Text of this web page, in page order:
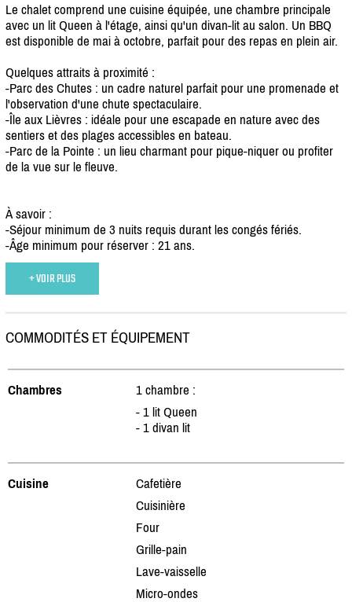
Le chalet comprend une cuisine équipée, une chambre principale
avec un lit Queen à l'étage, ainsi qu'un divan-lit au salon. Un BBQ
est disponible de mai à octobre, parfait pour des repas en plein air.
Quelques attraits à proximité :
-Parc des Chutes : un cadre naturel parfait pour une promenade et
l'observation d'une chute spectaculaire.
-Île aux Lièvres : idéale pour une escapade en nature avec des
sentiers et des plages accessibles en bateau.
-Parc de la Pointe : un lieu charmant pour pique-niquer ou profiter
de la vue sur le fleuve.
À savoir :
-Séjour minimum de 3 nuits requis durant les congés fériés.
-Âge minimum pour réserver : 21 ans.
+ VOIR PLUS
COMMODITÉS ET ÉQUIPEMENT
Chambres
1 chambre :
- 1 lit Queen
- 1 divan lit
Cuisine
Cafetière
Cuisinière
Four
Grille-pain
Lave-vaisselle
Micro-ondes